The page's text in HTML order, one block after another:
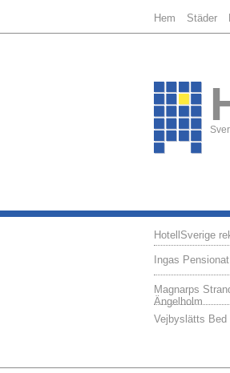
Hem Städer
HotellSverige
Ingas Pensionat
Magnarps
Ängelholm
Vejbyslätts